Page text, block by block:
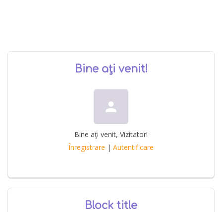
Bine aţi venit!
person
Bine aţi venit, Vizitator!
Înregistrare | Autentificare
Block title